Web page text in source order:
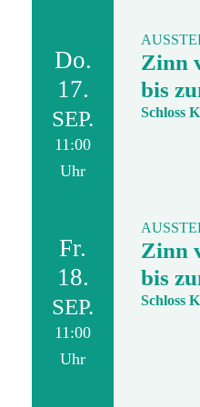
Do.
17.
SEP.
11:00
Uhr
Zinn
bis
Schloss
Fr.
18.
SEP.
11:00
Uhr
Zinn
bis
Schloss